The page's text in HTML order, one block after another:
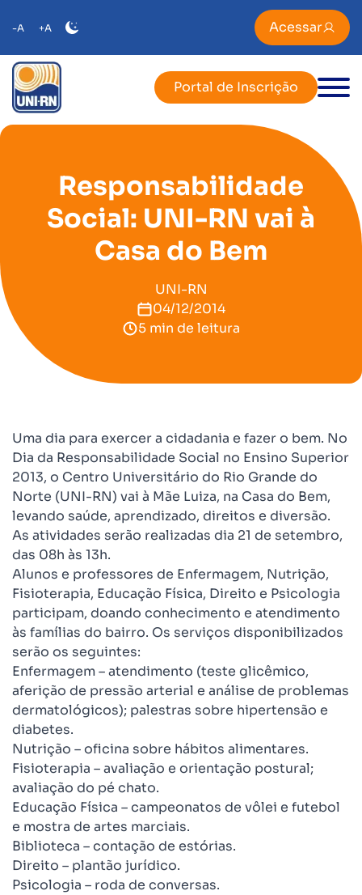
-A +A Acessar
Portal de Inscrição
Responsabilidade
Social: UNI-RN vai à
Casa do Bem
UNI-RN
04/12/2014
5 min de leitura
Uma dia para exercer a cidadania e fazer o bem. No
Dia da Responsabilidade Social no Ensino Superior
2013, o Centro Universitário do Rio Grande do
Norte (UNI-RN) vai à Mãe Luiza, na Casa do Bem,
levando saúde, aprendizado, direitos e diversão.
As atividades serão realizadas dia 21 de setembro,
das 08h às 13h.
Alunos e professores de Enfermagem, Nutrição,
Fisioterapia, Educação Física, Direito e Psicologia
participam, doando conhecimento e atendimento
às famílias do bairro. Os serviços disponibilizados
serão os seguintes:
Enfermagem – atendimento (teste glicêmico,
aferição de pressão arterial e análise de problemas
dermatológicos); palestras sobre hipertensão e
diabetes.
Nutrição – oficina sobre hábitos alimentares.
Fisioterapia – avaliação e orientação postural;
avaliação do pé chato.
Educação Física – campeonatos de vôlei e futebol
e mostra de artes marciais.
Biblioteca – contação de estórias.
Direito – plantão jurídico.
Psicologia – roda de conversas.